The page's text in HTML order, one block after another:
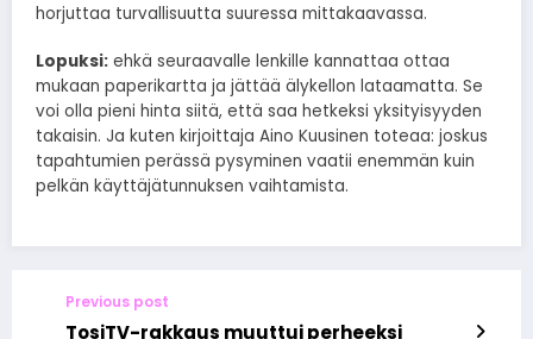
horjuttaa turvallisuutta suuressa mittakaavassa.
Lopuksi: ehkä seuraavalle lenkille kannattaa ottaa
mukaan paperikartta ja jättää älykellon lataamatta. Se
voi olla pieni hinta siitä, että saa hetkeksi yksityisyyden
takaisin. Ja kuten kirjoittaja Aino Kuusinen toteaa: joskus
tapahtumien perässä pysyminen vaatii enemmän kuin
pelkän käyttäjätunnuksen vaihtamista.
Previous post
TosiTV-rakkaus muuttui perheeksi